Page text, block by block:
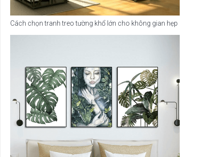
Cách chọn tranh treo tường khổ lớn cho không gian hẹp